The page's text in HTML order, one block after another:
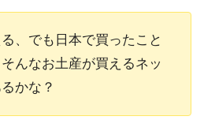
、でも日本で買ったこと
んなお土産が買えるネッ
かな？